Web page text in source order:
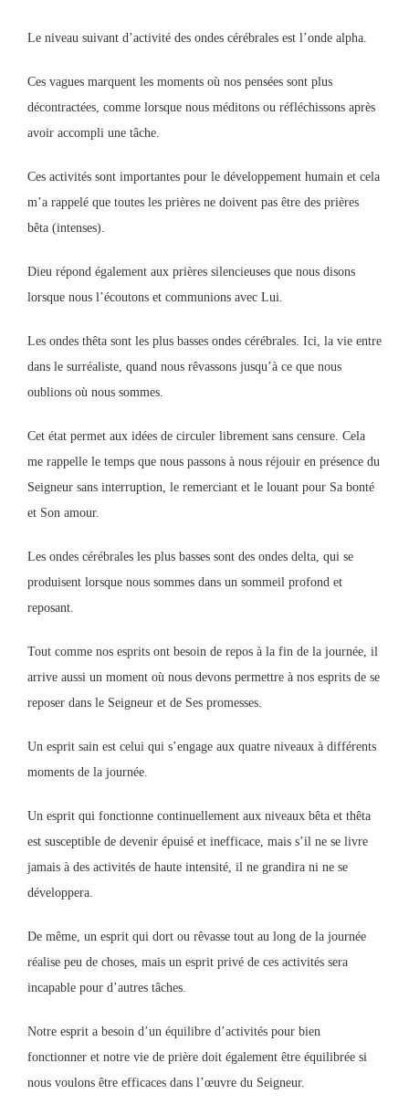
Le niveau suivant d’activité des ondes cérébrales est l’onde alpha.
Ces vagues marquent les moments où nos pensées sont plus
décontractées, comme lorsque nous méditons ou réfléchissons après
avoir accompli une tâche.
Ces activités sont importantes pour le développement humain et cela
m’a rappelé que toutes les prières ne doivent pas être des prières
bêta (intenses).
Dieu répond également aux prières silencieuses que nous disons
lorsque nous l’écoutons et communions avec Lui.
Les ondes thêta sont les plus basses ondes cérébrales. Ici, la vie entre
dans le surréaliste, quand nous rêvassons jusqu’à ce que nous
oublions où nous sommes.
Cet état permet aux idées de circuler librement sans censure. Cela
me rappelle le temps que nous passons à nous réjouir en présence du
Seigneur sans interruption, le remerciant et le louant pour Sa bonté
et Son amour.
Les ondes cérébrales les plus basses sont des ondes delta, qui se
produisent lorsque nous sommes dans un sommeil profond et
reposant.
Tout comme nos esprits ont besoin de repos à la fin de la journée, il
arrive aussi un moment où nous devons permettre à nos esprits de se
reposer dans le Seigneur et de Ses promesses.
Un esprit sain est celui qui s’engage aux quatre niveaux à différents
moments de la journée.
Un esprit qui fonctionne continuellement aux niveaux bêta et thêta
est susceptible de devenir épuisé et inefficace, mais s’il ne se livre
jamais à des activités de haute intensité, il ne grandira ni ne se
développera.
De même, un esprit qui dort ou rêvasse tout au long de la journée
réalise peu de choses, mais un esprit privé de ces activités sera
incapable pour d’autres tâches.
Notre esprit a besoin d’un équilibre d’activités pour bien
fonctionner et notre vie de prière doit également être équilibrée si
nous voulons être efficaces dans l’œuvre du Seigneur.